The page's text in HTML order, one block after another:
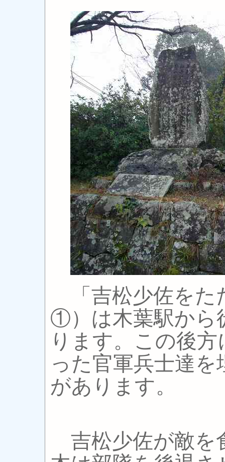
「吉松少佐をた
①）は木葉駅から
ります。この後
った官軍兵士達
があります。
吉松少佐が敵を